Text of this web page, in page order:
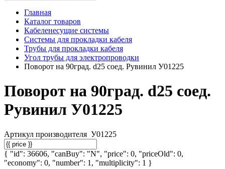
Главная
Каталог товаров
Кабеленесущие системы
Системы для прокладки кабеля
Трубы для прокладки кабеля
Угол трубы для электропроводки
Поворот на 90град. d25 соед. Рувинил У01225
Поворот на 90град. d25 соед.
Рувинил У01225
Артикул производителя У01225
{ "id": 36606, "canBuy": "N", "price": 0, "priceOld": 0,
"economy": 0, "number": 1, "multiplicity": 1 }